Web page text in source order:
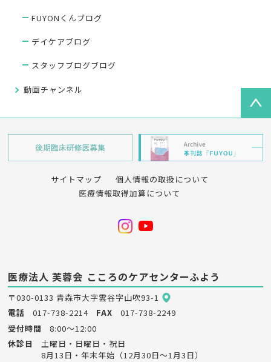
FUYONくんブログ
デイケアブログ
スタッフブログブログ
動画チャンネル
サイトマップ
個人情報の取扱について
医療情報取得加算について
医療法人 芙蓉会 こころのケアセンターふよう
〒030-0133 青森市大字雲谷字山吹93-1
電話
017-738-2214 FAX
017-738-2249
受付時間
8:00～12:00
休診日
土曜日・日曜日・祝日
8月13日・年末年始（12月30日～1月3日）